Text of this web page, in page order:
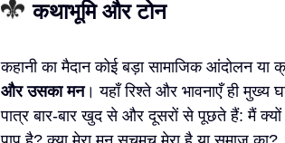
कथाभूमि और टोन
कहानी का मैदान कोई बड़ा सामाजिक आंदोलन या
और उसका मन। यहाँ रिश्ते और भावनाएँ ही
पात्र बार-बार खुद से और दूसरों से पूछते हैं: मैं क्यों